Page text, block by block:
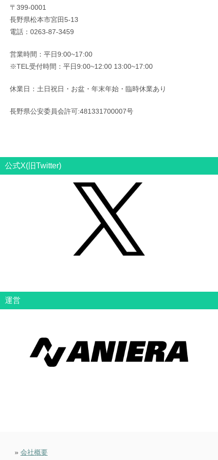
〒399-0001
長野県松本市宮田5-13
電話：0263-87-3459
営業時間：平日9:00~17:00
※TEL受付時間：平日9:00~12:00 13:00~17:00
休業日：土日祝日・お盆・年末年始・臨時休業あり
長野県公安委員会許可:481331700007号
公式X(旧Twitter)
運営
» 会社概要